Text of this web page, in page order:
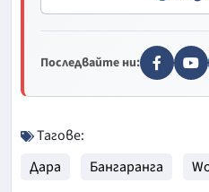
Последвайте ни:
Тагове:
Дара
Бангаранга